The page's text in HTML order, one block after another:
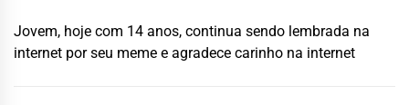
Jovem, hoje com 14 anos, continua sendo lembrada na
internet por seu meme e agradece carinho na internet